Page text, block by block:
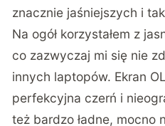
znacznie jaśniejszych i
Na ogół korzystałem z
co zazwyczaj mi się nie
innych laptopów. Ekran
perfekcyjna czerń i
też bardzo ładne, mocno